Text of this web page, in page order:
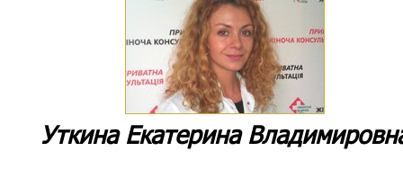
Уткина Екатерина